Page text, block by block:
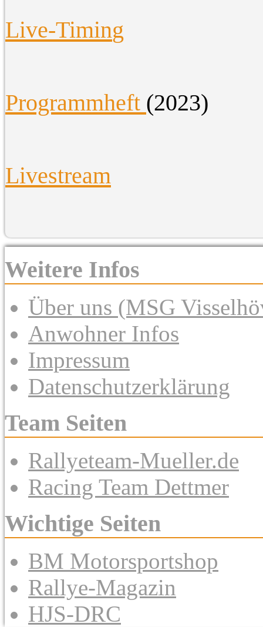
Live-Timing
Programmheft (2023)
Livestream
Weitere Infos
Über uns (MSG
Anwohner Infos
Impressum
Datenschutzerklärung
Team Seiten
Rallyeteam-Mueller.de
Racing Team Dettmer
Wichtige Seiten
BM Motorsportshop
Rallye-Magazin
HJS-DRC